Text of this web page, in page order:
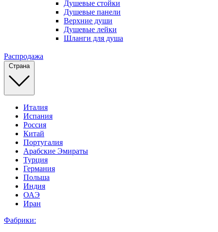
Душевые стойки
Душевые панели
Верхние души
Душевые лейки
Шланги для душа
Распродажа
Страна
Италия
Испания
Россия
Китай
Португалия
Арабские Эмираты
Турция
Германия
Польша
Индия
ОАЭ
Иран
Фабрики: